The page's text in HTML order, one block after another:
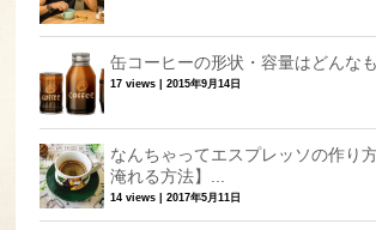
缶コーヒーの形状・容量はどんな
17 views |2015年9月14日
なんちゃってエスプレッソの作り
淹れる方法】...
14 views |2017年5月11日